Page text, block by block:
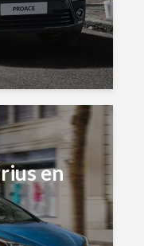
en